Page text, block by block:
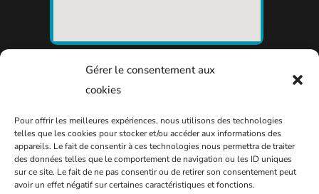
Gérer le consentement aux
cookies
Pour offrir les meilleures expériences, nous utilisons des technologies
telles que les cookies pour stocker et/ou accéder aux informations des
appareils. Le fait de consentir à ces technologies nous permettra de traiter
des données telles que le comportement de navigation ou les ID uniques
sur ce site. Le fait de ne pas consentir ou de retirer son consentement peut
avoir un effet négatif sur certaines caractéristiques et fonctions.